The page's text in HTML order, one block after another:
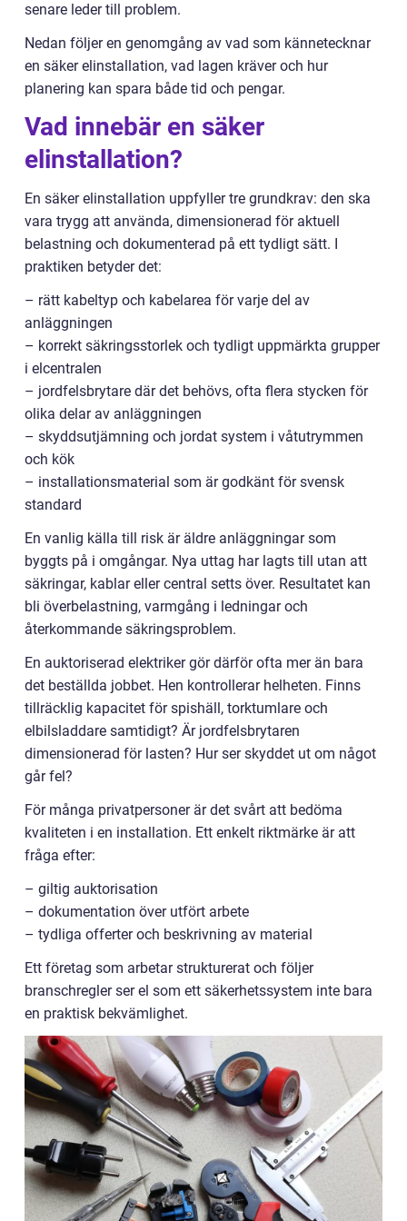
senare leder till problem.
Nedan följer en genomgång av vad som kännetecknar
en säker elinstallation, vad lagen kräver och hur
planering kan spara både tid och pengar.
Vad innebär en säker
elinstallation?
En säker elinstallation uppfyller tre grundkrav: den ska
vara trygg att använda, dimensionerad för aktuell
belastning och dokumenterad på ett tydligt sätt. I
praktiken betyder det:
– rätt kabeltyp och kabelarea för varje del av
anläggningen
– korrekt säkringsstorlek och tydligt uppmärkta grupper
i elcentralen
– jordfelsbrytare där det behövs, ofta flera stycken för
olika delar av anläggningen
– skyddsutjämning och jordat system i våtutrymmen
och kök
– installationsmaterial som är godkänt för svensk
standard
En vanlig källa till risk är äldre anläggningar som
byggts på i omgångar. Nya uttag har lagts till utan att
säkringar, kablar eller central setts över. Resultatet kan
bli överbelastning, varmgång i ledningar och
återkommande säkringsproblem.
En auktoriserad elektriker gör därför ofta mer än bara
det beställda jobbet. Hen kontrollerar helheten. Finns
tillräcklig kapacitet för spishäll, torktumlare och
elbilsladdare samtidigt? Är jordfelsbrytaren
dimensionerad för lasten? Hur ser skyddet ut om något
går fel?
För många privatpersoner är det svårt att bedöma
kvaliteten i en installation. Ett enkelt riktmärke är att
fråga efter:
– giltig auktorisation
– dokumentation över utfört arbete
– tydliga offerter och beskrivning av material
Ett företag som arbetar strukturerat och följer
branschregler ser el som ett säkerhetssystem inte bara
en praktisk bekvämlighet.